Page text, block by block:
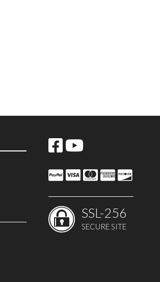
SSL-256
SECURE SITE